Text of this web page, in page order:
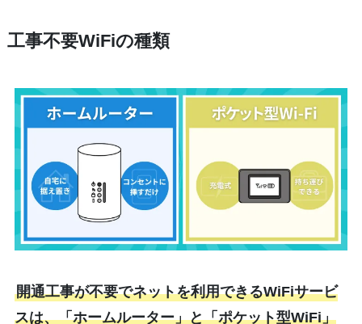
工事不要WiFiの種類
開通工事が不要でネットを利用できるWiFiサービ
スは、「ホームルーター」と「ポケット型WiFi」